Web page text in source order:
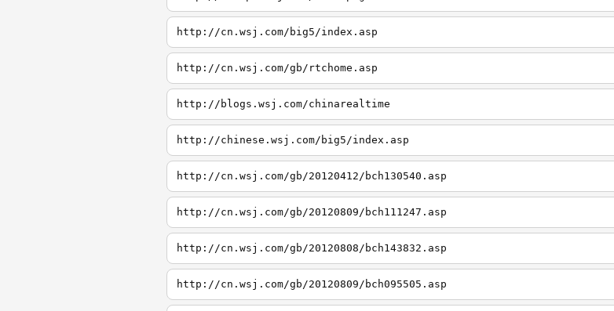
http://cn.wsj.com/big5/index.asp
http://cn.wsj.com/gb/rtchome.asp
http://blogs.wsj.com/chinarealtime
http://chinese.wsj.com/big5/index.asp
http://cn.wsj.com/gb/20120412/bch130540.asp
http://cn.wsj.com/gb/20120809/bch111247.asp
http://cn.wsj.com/gb/20120808/bch143832.asp
http://cn.wsj.com/gb/20120809/bch095505.asp